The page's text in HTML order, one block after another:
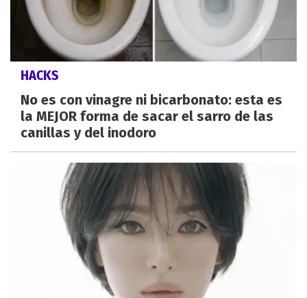
HACKS
No es con vinagre ni bicarbonato: esta es
la MEJOR forma de sacar el sarro de las
canillas y del inodoro